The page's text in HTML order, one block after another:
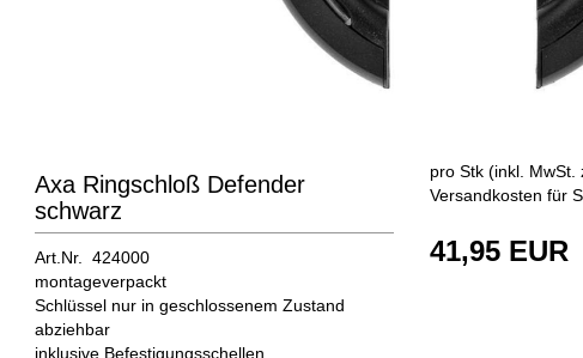
Axa Ringschloß Defender
schwarz
Art.Nr. 424000
montageverpackt
Schlüssel nur in geschlossenem Zustand
abziehbar
inklusive Befestigungsschellen
pro Stk (inkl. MwSt.
Versandkosten für
41,95 EUR